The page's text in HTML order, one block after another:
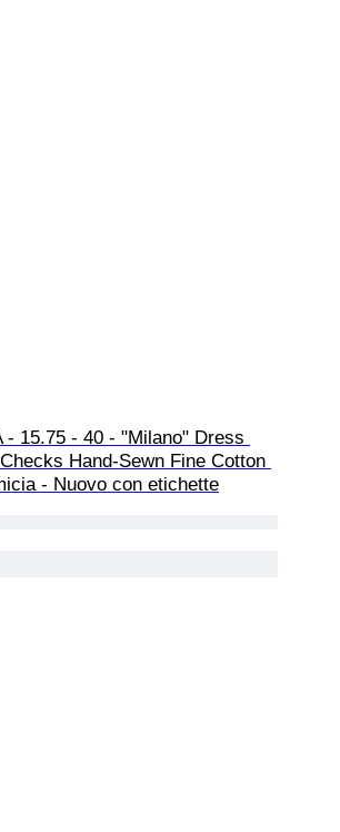
- 15.75 - 40 - "Milano" Dress
Hand-Sewn Fine Cotton
- Nuovo con etichette